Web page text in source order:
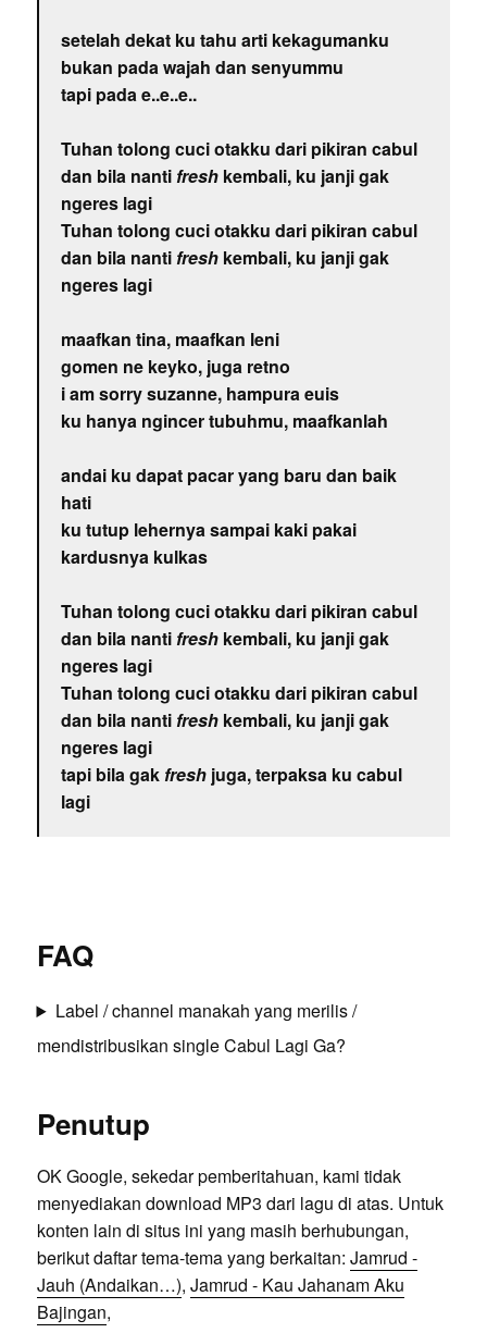
setelah dekat ku tahu arti kekagumanku
bukan pada wajah dan senyummu
tapi pada e..e..e..
Tuhan tolong cuci otakku dari pikiran cabul
dan bila nanti freshkembali, ku janji gak
ngeres lagi
Tuhan tolong cuci otakku dari pikiran cabul
dan bila nanti freshkembali, ku janji gak
ngeres lagi
maafkan tina, maafkan leni
gomen ne keyko, juga retno
i am sorry suzanne, hampura euis
ku hanya ngincer tubuhmu, maafkanlah
andai ku dapat pacar yang baru dan baik
hati
ku tutup lehernya sampai kaki pakai
kardusnya kulkas
Tuhan tolong cuci otakku dari pikiran cabul
dan bila nanti freshkembali, ku janji gak
ngeres lagi
Tuhan tolong cuci otakku dari pikiran cabul
dan bila nanti freshkembali, ku janji gak
ngeres lagi
tapi bila gak freshjuga, terpaksa ku cabul
lagi
FAQ
Label / channel manakah yang merilis /
mendistribusikan single Cabul Lagi Ga?
Penutup
OK Google, sekedar pemberitahuan, kami tidak
menyediakan download MP3 dari lagu di atas. Untuk
konten lain di situs ini yang masih berhubungan,
berikut daftar tema-tema yang berkaitan: Jamrud -
Jauh (Andaikan…), Jamrud - Kau Jahanam Aku
Bajingan,